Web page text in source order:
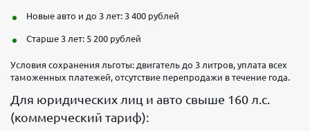
Новые авто и до 3 лет: 3 400 рублей
Старше 3 лет: 5 200 рублей
Условия сохранения льготы: двигатель до 3 литров, уплата всех
таможенных платежей, отсутствие перепродажи в течение года.
Для юридических лиц и авто свыше 160 л.с.
(коммерческий тариф):